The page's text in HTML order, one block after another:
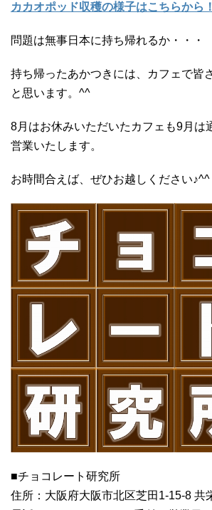
カカオポッド収穫の様子はこちらから！
問題は無事日本に持ち帰れるか・・・
持ち帰ったあかつきには、カフェで皆
と思います。^^
8月はお休みいただいたカフェも9月は
営業いたします。
お時間合えば、ぜひお越しください♪^^
■チョコレート研究所
住所：大阪府大阪市北区芝田1-15-8 共